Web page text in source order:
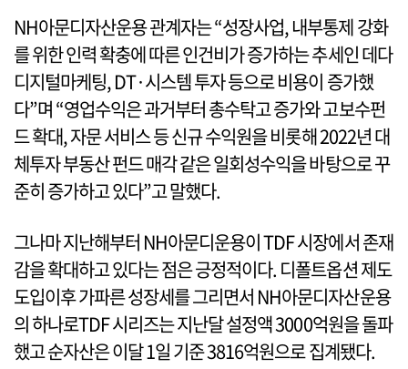
NH아문디자산운용 관계자는 “성장사업, 내부통제 강화
를 위한 인력 확충에 따른 인건비가 증가하는 추세인 데다
디지털마케팅, DT·시스템 투자 등으로 비용이 증가했
다”며 “영업수익은 과거부터 총수탁고 증가와 고보수펀
드 확대, 자문 서비스 등 신규 수익원을 비롯해 2022년 대
체투자 부동산 펀드 매각 같은 일회성수익을 바탕으로 꾸
준히 증가하고 있다”고 말했다.
그나마 지난해부터 NH아문디운용이 TDF 시장에서 존재
감을 확대하고 있다는 점은 긍정적이다. 디폴트옵션 제도
도입이후 가파른 성장세를 그리면서 NH아문디자산운용
의 하나로TDF 시리즈는 지난달 설정액 3000억원을 돌파
했고 순자산은 이달 1일 기준 3816억원으로 집계됐다.